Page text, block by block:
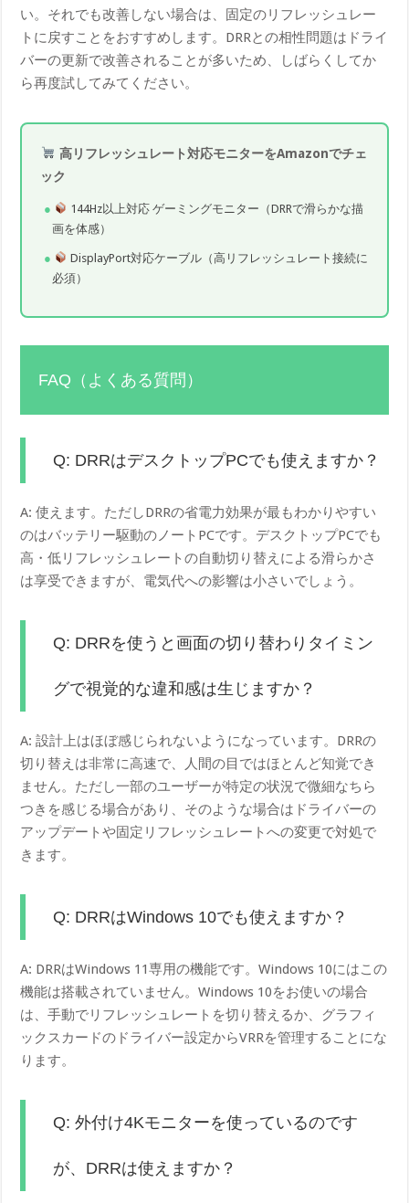
い。それでも改善しない場合は、固定のリフレッシュレー
トに戻すことをおすすめします。DRRとの相性問題はドライ
バーの更新で改善されることが多いため、しばらくしてか
ら再度試してみてください。
高リフレッシュレート対応モニターをAmazonでチェ
ック
144Hz以上対応 ゲーミングモニター（DRRで滑らかな描
画を体感）
DisplayPort対応ケーブル（高リフレッシュレート接続に
必須）
FAQ（よくある質問）
Q: DRRはデスクトップPCでも使えますか？
A: 使えます。ただしDRRの省電力効果が最もわかりやすい
のはバッテリー駆動のノートPCです。デスクトップPCでも
高・低リフレッシュレートの自動切り替えによる滑らかさ
は享受できますが、電気代への影響は小さいでしょう。
Q: DRRを使うと画面の切り替わりタイミン
グで視覚的な違和感は生じますか？
A: 設計上はほぼ感じられないようになっています。DRRの
切り替えは非常に高速で、人間の目ではほとんど知覚でき
ません。ただし一部のユーザーが特定の状況で微細なちら
つきを感じる場合があり、そのような場合はドライバーの
アップデートや固定リフレッシュレートへの変更で対処で
きます。
Q: DRRはWindows 10でも使えますか？
A: DRRはWindows 11専用の機能です。Windows 10にはこの
機能は搭載されていません。Windows 10をお使いの場合
は、手動でリフレッシュレートを切り替えるか、グラフィ
ックスカードのドライバー設定からVRRを管理することにな
ります。
Q: 外付け4Kモニターを使っているのです
が、DRRは使えますか？